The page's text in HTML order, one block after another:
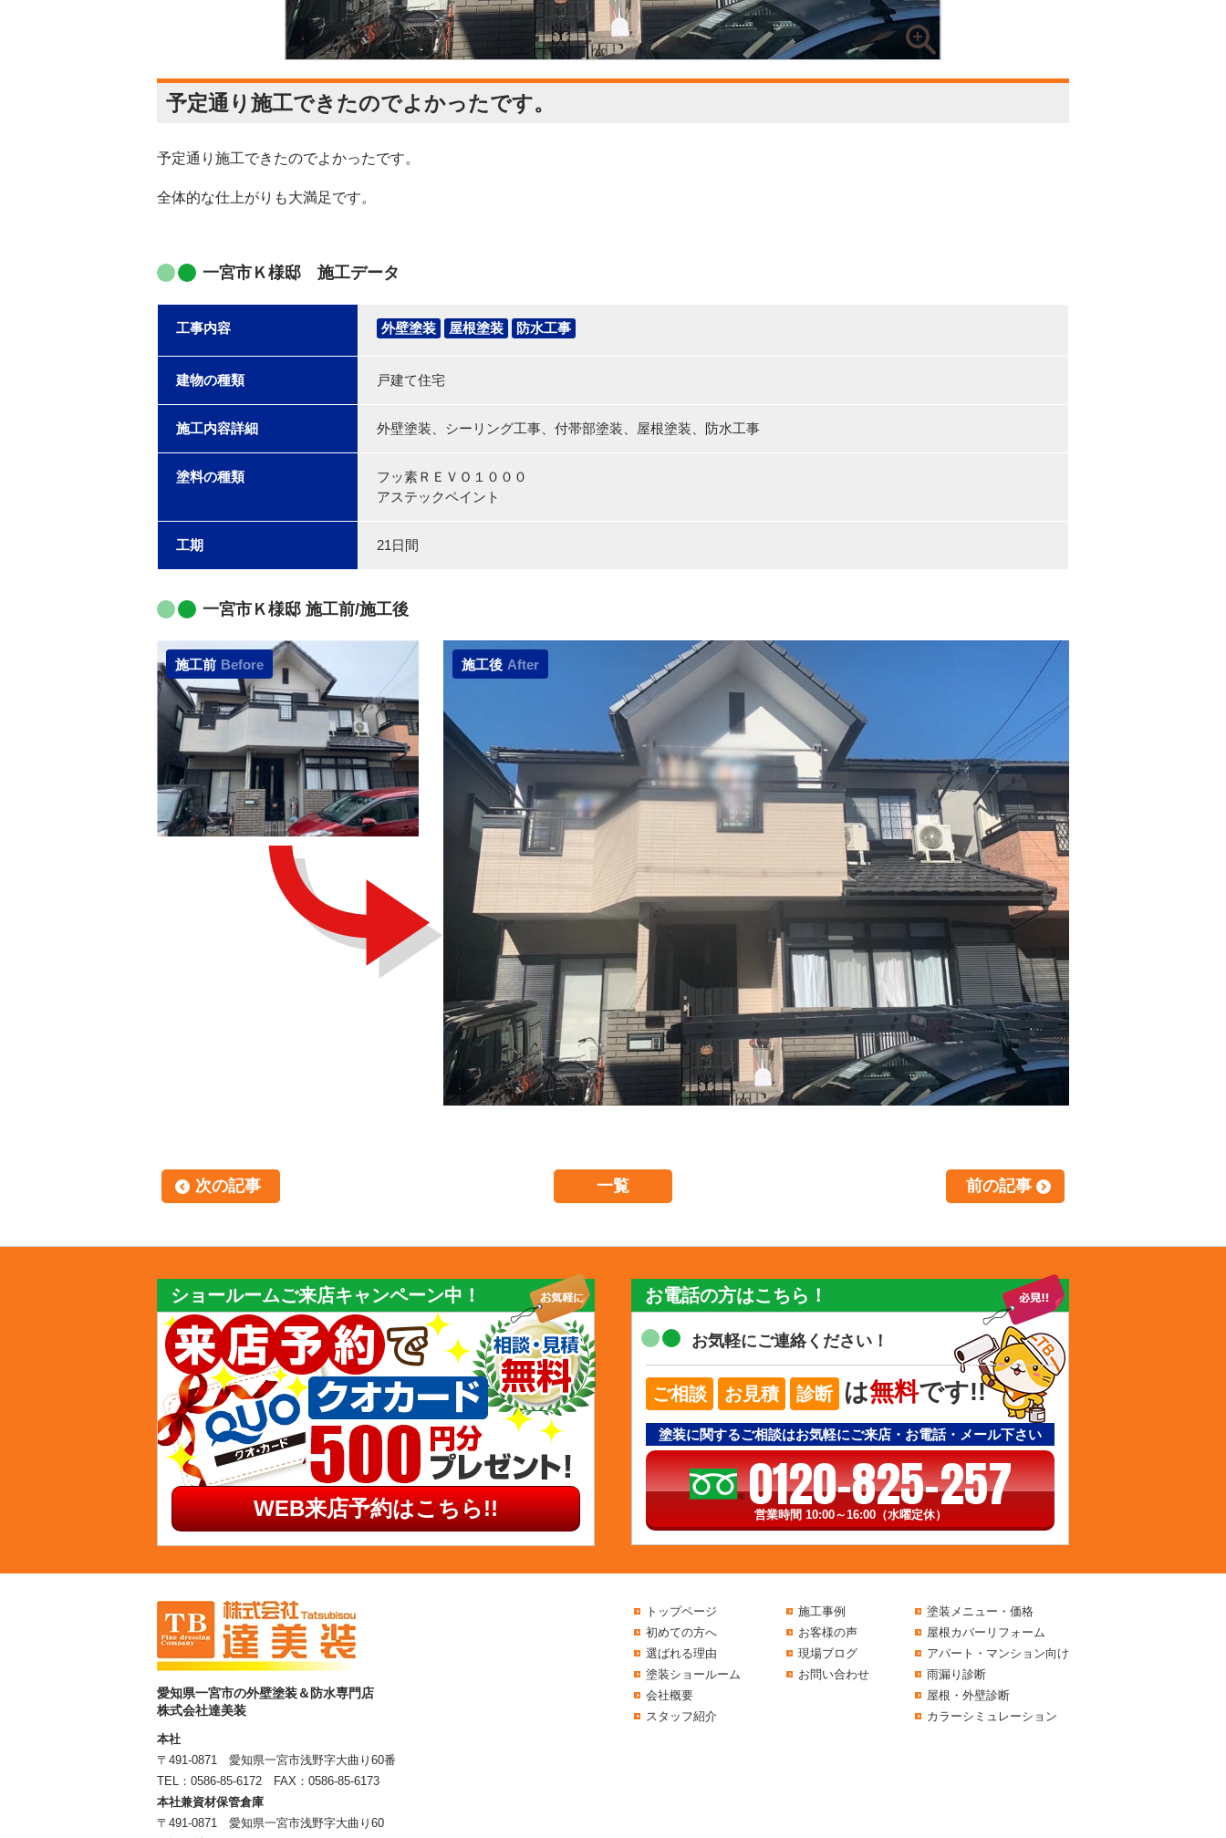
予定通り施工できたのでよかったです。
予定通り施工できたのでよかったです。
全体的な仕上がりも大満足です。
一宮市Ｋ様邸 施工データ
工事内容 外壁塗装 屋根塗装 防水工事
建物の種類 戸建て住宅
施工内容詳細 外壁塗装、シーリング工事、付帯部塗装、屋根塗装、防水工事
塗料の種類
フッ素ＲＥＶＯ１０００
アステックペイント
工期 21日間
一宮市Ｋ様邸 施工前/施工後
施工後 After
施工前 Before
次の記事 一覧 前の記事
ショールームご来店キャンペーン中！
WEB来店予約はこちら!!
お電話の方はこちら！
お気軽にご連絡ください！
ご相談 お見積 診断 は無料です!!
塗装に関するご相談はお気軽にご来店・お電話・メール下さい
0120-825-257
営業時間 10:00～16:00（水曜定休）
愛知県一宮市の外壁塗装＆防水専門店
株式会社達美装
本社
〒491-0871 愛知県一宮市浅野字大曲り60番
TEL： 0586-85-6172 FAX：0586-85-6173
本社兼資材保管倉庫
〒491-0871 愛知県一宮市浅野字大曲り60
トップページ
初めての方へ
選ばれる理由
塗装ショールーム
会社概要
スタッフ紹介
施工事例
お客様の声
現場ブログ
お問い合わせ
塗装メニュー・価格
屋根カバーリフォーム
アパート・マンション向け
雨漏り診断
屋根・外壁診断
カラーシミュレーション